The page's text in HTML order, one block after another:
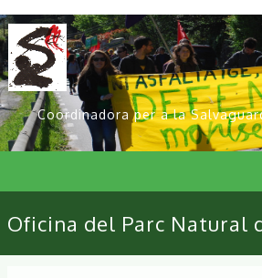
Vés
al
contingut
Coordinadora per a la
User
Primary
links
Oficina del Parc Natural